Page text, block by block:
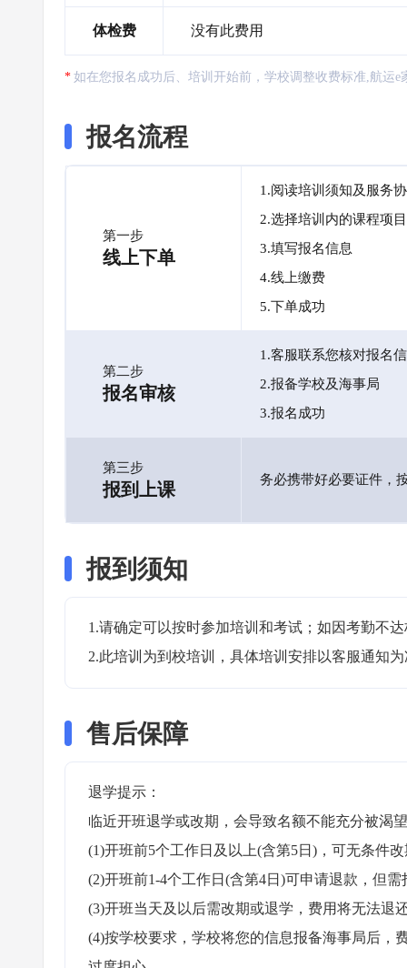
体检费 没有此费用
如在您报名成功后、培训开始前，学校调整收费标准,航运
报名流程
第一步
线上下单
1.阅读培训须知及服务
2.选择培训内的课程项目
3.填写报名信息
4.线上缴费
5.下单成功
第二步
报名审核
1.客服联系您核对报名
2.报备学校及海事局
3.报名成功
第三步
报到上课 务必携带好必要证件，
报到须知
1.请确定可以按时参加培训和考试；如因考勤不
2.此培训为到校培训，具体培训安排以客服通知
售后保障
退学提示：
临近开班退学或改期，会导致名额不能充分被渴
(1)开班前5个工作日及以上(含第5日)，可无条件
(2)开班前1-4个工作日(含第4日)可申请退款，但
(3)开班当天及以后需改期或退学，费用将无法退
(4)按学校要求，学校将您的信息报备海事局后，